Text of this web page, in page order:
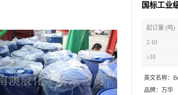
国标工业
起订量 (吨)
2-10
≥10
英文名称：
品牌： 万华